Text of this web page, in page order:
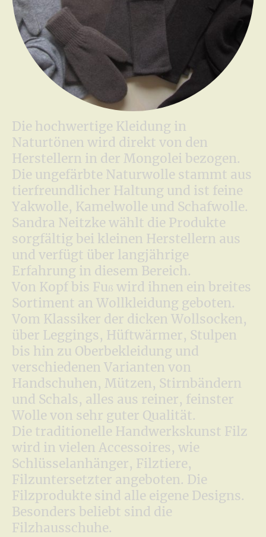
Die hochwertige Kleidung in
Naturtönen wird direkt von den
Herstellern in der Mongolei bezogen.
Die ungefärbte Naturwolle stammt aus
tierfreundlicher Haltung und ist feine
Yakwolle, Kamelwolle und Schafwolle.
Sandra Neitzke wählt die Produkte
sorgfältig bei kleinen Herstellern aus
und verfügt über langjährige
Erfahrung in diesem Bereich.
Von Kopf bis Fuß wird ihnen ein breites
Sortiment an Wollkleidung geboten.
Vom Klassiker der dicken Wollsocken,
über Leggings, Hüftwärmer, Stulpen
bis hin zu Oberbekleidung und
verschiedenen Varianten von
Handschuhen, Mützen, Stirnbändern
und Schals, alles aus reiner, feinster
Wolle von sehr guter Qualität.
Die traditionelle Handwerkskunst Filz
wird in vielen Accessoires, wie
Schlüsselanhänger, Filztiere,
Filzuntersetzter angeboten. Die
Filzprodukte sind alle eigene Designs.
Besonders beliebt sind die
Filzhausschuhe.